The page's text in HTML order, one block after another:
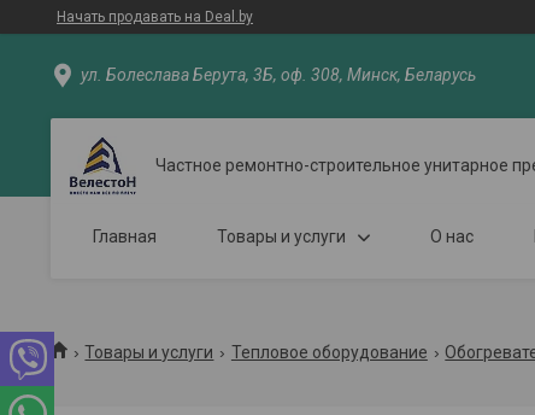
Начать продавать на Deal.by
ул. Болеслава Берута, 3Б, оф. 308, Минск, Беларусь
Частное ремонтно-строительное унитарное
Главная Товары и услуги О нас
Товары и услуги Тепловое оборудование